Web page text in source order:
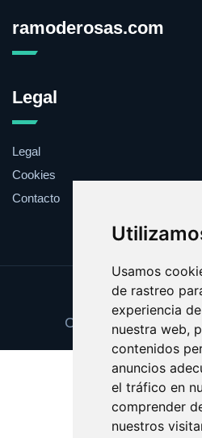
Usamos
de rastreo
experiencia
nuestra web,
contenidos
anuncios
el tráfico en
comprender
nuestros
ramoderosas.com
Legal
Legal
Cookies
Contacto
Update cookies
Copyright © 2025